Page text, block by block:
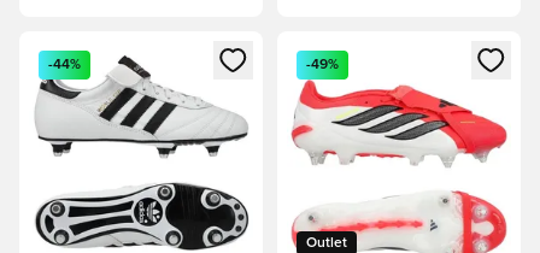
Ανοίγει ένα Modal για να συνδεθείτε ή να εγγραφείτε ως
-44%
Ανοίγει ένα Modal για να
Outlet
-49%